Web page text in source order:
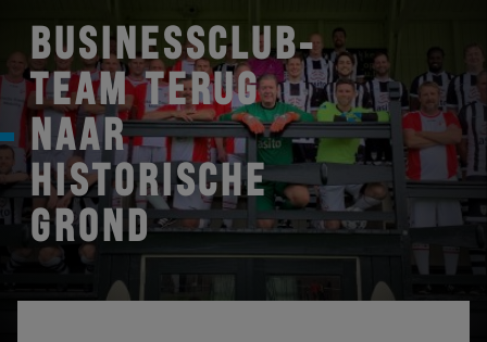
BUSINESSCLUB-
TEAM TERUG
NAAR
HISTORISCHE
GROND